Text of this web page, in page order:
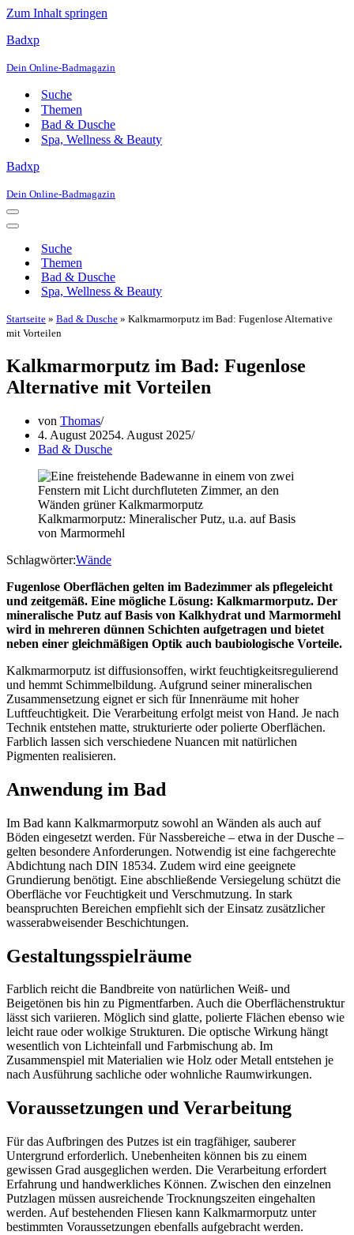
Zum Inhalt springen
Badxp
Dein Online-Badmagazin
Suche
Themen
Bad & Dusche
Spa, Wellness & Beauty
Badxp
Dein Online-Badmagazin
Navigationsmenü
Navigationsmenü
Suche
Themen
Bad & Dusche
Spa, Wellness & Beauty
Startseite » Bad & Dusche » Kalkmarmorputz im Bad: Fugenlose Alternative
mit Vorteilen
Kalkmarmorputz im Bad: Fugenlose
Alternative mit Vorteilen
von Thomas
4. August 20254. August 2025
Bad & Dusche
Kalkmarmorputz: Mineralischer Putz, u.a. auf Basis
von Marmormehl
Schlagwörter:Wände
Fugenlose Oberflächen gelten im Badezimmer als pflegeleicht
und zeitgemäß. Eine mögliche Lösung: Kalkmarmorputz. Der
mineralische Putz auf Basis von Kalkhydrat und Marmormehl
wird in mehreren dünnen Schichten aufgetragen und bietet
neben einer gleichmäßigen Optik auch baubiologische Vorteile.
Kalkmarmorputz ist diffusionsoffen, wirkt feuchtigkeitsregulierend
und hemmt Schimmelbildung. Aufgrund seiner mineralischen
Zusammensetzung eignet er sich für Innenräume mit hoher
Luftfeuchtigkeit. Die Verarbeitung erfolgt meist von Hand. Je nach
Technik entstehen matte, strukturierte oder polierte Oberflächen.
Farblich lassen sich verschiedene Nuancen mit natürlichen
Pigmenten realisieren.
Anwendung im Bad
Im Bad kann Kalkmarmorputz sowohl an Wänden als auch auf
Böden eingesetzt werden. Für Nassbereiche – etwa in der Dusche –
gelten besondere Anforderungen. Notwendig ist eine fachgerechte
Abdichtung nach DIN 18534. Zudem wird eine geeignete
Grundierung benötigt. Eine abschließende Versiegelung schützt die
Oberfläche vor Feuchtigkeit und Verschmutzung. In stark
beanspruchten Bereichen empfiehlt sich der Einsatz zusätzlicher
wasserabweisender Beschichtungen.
Gestaltungsspielräume
Farblich reicht die Bandbreite von natürlichen Weiß- und
Beigetönen bis hin zu Pigmentfarben. Auch die Oberflächenstruktur
lässt sich variieren. Möglich sind glatte, polierte Flächen ebenso wie
leicht raue oder wolkige Strukturen. Die optische Wirkung hängt
wesentlich von Lichteinfall und Farbmischung ab. Im
Zusammenspiel mit Materialien wie Holz oder Metall entstehen je
nach Ausführung sachliche oder wohnliche Raumwirkungen.
Voraussetzungen und Verarbeitung
Für das Aufbringen des Putzes ist ein tragfähiger, sauberer
Untergrund erforderlich. Unebenheiten können bis zu einem
gewissen Grad ausgeglichen werden. Die Verarbeitung erfordert
Erfahrung und handwerkliches Können. Zwischen den einzelnen
Putzlagen müssen ausreichende Trocknungszeiten eingehalten
werden. Auf bestehenden Fliesen kann Kalkmarmorputz unter
bestimmten Voraussetzungen ebenfalls aufgebracht werden.